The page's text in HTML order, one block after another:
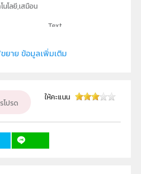
โลยี,เสมือน
Text
วิทยาศาสตร์และเทคโนโลยี
อื่น ๆ
ยาย ข้อมูลเพิ่มเติม
โปรด
ให้คะแนน